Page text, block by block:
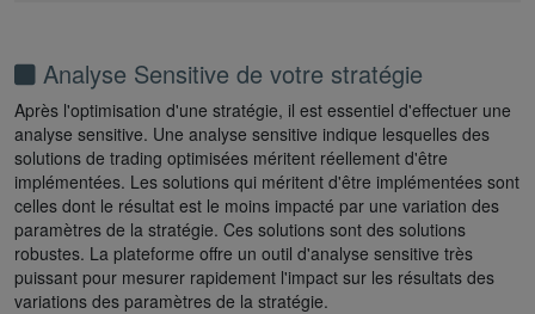
Analyse Sensitive de votre stratégie
Après l'optimisation d'une stratégie, il est essentiel d'effectuer une
analyse sensitive. Une analyse sensitive indique lesquelles des
solutions de trading optimisées méritent réellement d'être
implémentées. Les solutions qui méritent d'être implémentées sont
celles dont le résultat est le moins impacté par une variation des
paramètres de la stratégie. Ces solutions sont des solutions
robustes. La plateforme offre un outil d'analyse sensitive très
puissant pour mesurer rapidement l'impact sur les résultats des
variations des paramètres de la stratégie.